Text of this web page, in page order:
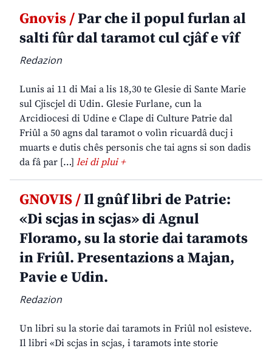
Gnovis /Par che il popul furlan al
salti fûr dal taramot cul cjâf e vîf
Redazion
Lunis ai 11 di Mai a lis 18,30 te Glesie di Sante Marie
sul Cjiscjel di Udin. Glesie Furlane, cun la
Arcidiocesi di Udine e Clape di Culture Patrie dal
Friûl a 50 agns dal taramot o volìn ricuardâ ducj i
muarts e dutis chês personis che tai agns si son dadis
da fâ par […] lei di plui +
GNOVIS /Il gnûf libri de Patrie:
«Di scjas in scjas» di Agnul
Floramo, su la storie dai taramots
in Friûl. Presentazions a Majan,
Pavie e Udin.
Redazion
Un libri su la storie dai taramots in Friûl nol esisteve.
Il libri «Di scjas in scjas, i taramots inte storie